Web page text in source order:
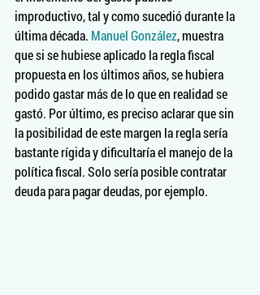
improductivo, tal y como sucedió durante la
última década. Manuel González, muestra
que si se hubiese aplicado la regla fiscal
propuesta en los últimos años, se hubiera
podido gastar más de lo que en realidad se
gastó. Por último, es preciso aclarar que sin
la posibilidad de este margen la regla sería
bastante rígida y dificultaría el manejo de la
política fiscal. Solo sería posible contratar
deuda para pagar deudas, por ejemplo.